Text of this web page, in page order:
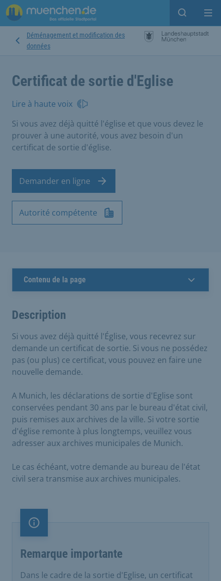
Open
Déménagement et modification des
données
Certificat de sortie d'Eglise
Lire à haute voix
Si vous avez déjà quitté l'église et que vous devez le
prouver à une autorité, vous avez besoin d'un
certificat de sortie d'église.
Demander en ligne
Autorité compétente
Contenu de la page
Description
Si vous avez déjà quitté l'Église, vous recevrez sur
demande un certificat de sortie. Si vous ne possédez
pas (ou plus) ce certificat, vous pouvez en faire une
nouvelle demande.
A Munich, les déclarations de sortie d'Eglise sont
conservées pendant 30 ans par le bureau d'état civil,
puis remises aux archives de la ville. Si votre sortie
d'église remonte à plus longtemps, veuillez vous
adresser aux archives municipales de Munich.
Le cas échéant, votre demande au bureau de l'état
civil sera transmise aux archives municipales.
Remarque importante
Remarque importante
Dans le cadre de la sortie d'Eglise, un certificat